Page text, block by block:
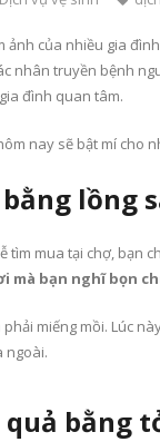
ảnh của nhiều gia
nhân truyền bệnh
đình quan tâm.
nay sẽ bật mí cho
lồng
tìm mua tại chợ, bạn
bạn nghĩ bọn
miếng mồi. Lúc
ngoài.
bằng